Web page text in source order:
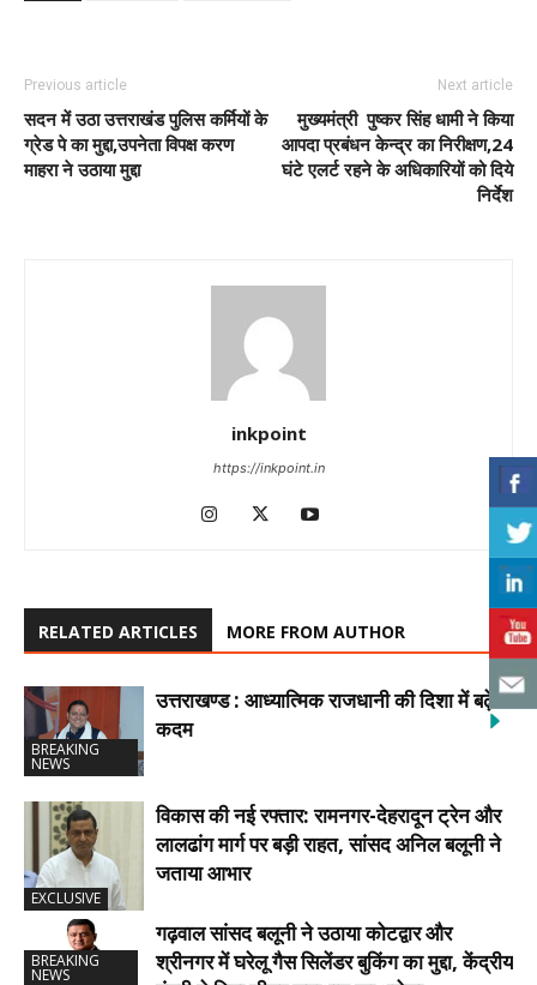
Previous article
सदन में उठा उत्तराखंड पुलिस कर्मियों के
ग्रेड पे का मुद्दा,उपनेता विपक्ष करण
माहरा ने उठाया मुद्दा
Next article
मुख्यमंत्री पुष्कर सिंह धामी ने किया
आपदा प्रबंधन केन्द्र का निरीक्षण,24
घंटे एलर्ट रहने के अधिकारियों को दिये
निर्देश
inkpoint
https://inkpoint.in
RELATED ARTICLES MORE FROM AUTHOR
BREAKING
NEWS
उत्तराखण्ड : आध्यात्मिक राजधानी की दिशा में बढ़े
कदम
EXCLUSIVE
विकास की नई रफ्तार: रामनगर-देहरादून ट्रेन और
लालढांग मार्ग पर बड़ी राहत, सांसद अनिल बलूनी ने
जताया आभार
BREAKING
NEWS
गढ़वाल सांसद बलूनी ने उठाया कोटद्वार और
श्रीनगर में घरेलू गैस सिलेंडर बुकिंग का मुद्दा, केंद्रीय